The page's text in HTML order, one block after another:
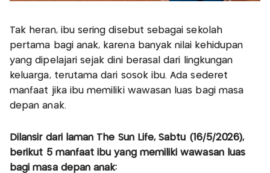
Tak heran, ibu sering disebut sebagai sekolah
pertama bagi anak, karena banyak nilai kehidupan
yang dipelajari sejak dini berasal dari lingkungan
keluarga, terutama dari sosok ibu. Ada sederet
manfaat jika ibu memiliki wawasan luas bagi masa
depan anak.
Dilansir dari laman The Sun Life, Sabtu (16/5/2026),
berikut 5 manfaat ibu yang memiliki wawasan luas
bagi masa depan anak: